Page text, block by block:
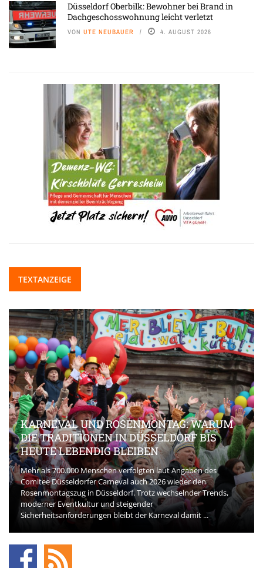
Düsseldorf Oberbilk: Bewohner bei Brand in
Dachgeschosswohnung leicht verletzt
VON UTE NEUBAUER 4. AUGUST 2026
TEXTANZEIGE
KARNEVAL UND ROSENMONTAG: WARUM
DIE TRADITIONEN IN DÜSSELDORF BIS
HEUTE LEBENDIG BLEIBEN
Mehr als 700.000 Menschen verfolgten laut Angaben des
Comitee Düsseldorfer Carneval auch 2026 wieder den
Rosenmontagszug in Düsseldorf. Trotz wechselnder Trends,
moderner Eventkultur und steigender
Sicherheitsanforderungen bleibt der Karneval damit ...